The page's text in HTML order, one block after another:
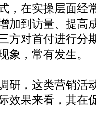
，在实操层面经
加到访量、提高
方对首付进行分
象，常有发生。
研，这类营销活
效果来看，其在